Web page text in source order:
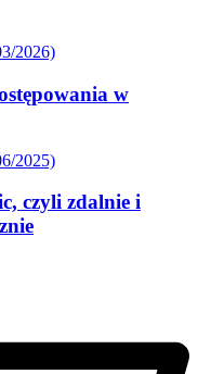
2026)
w
2025)
czyli zdalnie i